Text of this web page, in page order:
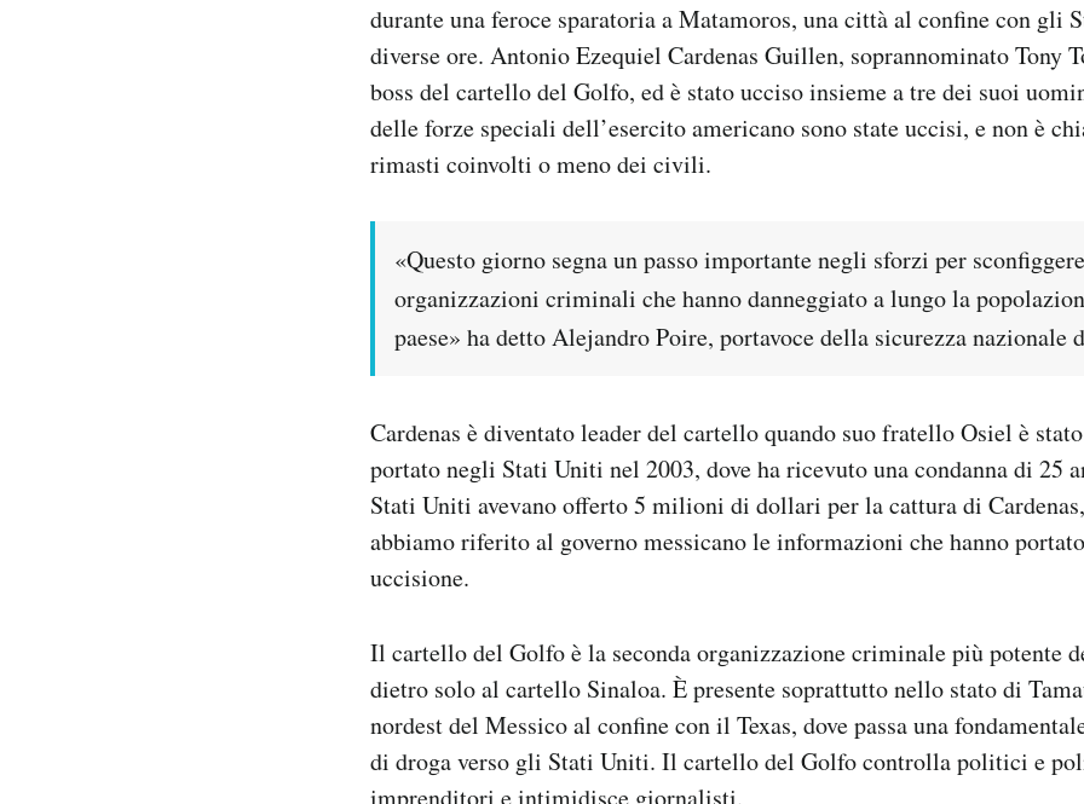
durante una feroce sparatoria a Matamoros, una città al confine con gli
diverse ore. Antonio Ezequiel Cardenas Guillen, soprannominato Tony
boss del cartello del Golfo, ed è stato ucciso insieme a tre dei suoi
delle forze speciali dell’esercito americano sono state uccisi, e non è
rimasti coinvolti o meno dei civili.
«Questo giorno segna un passo importante negli sforzi per
organizzazioni criminali che hanno danneggiato a lungo la
paese» ha detto Alejandro Poire, portavoce della sicurezza nazionale
Cardenas è diventato leader del cartello quando suo fratello Osiel è
portato negli Stati Uniti nel 2003, dove ha ricevuto una condanna di 25
Stati Uniti avevano offerto 5 milioni di dollari per la cattura di
abbiamo riferito al governo messicano le informazioni che hanno
uccisione.
Il cartello del Golfo è la seconda organizzazione criminale più potente
dietro solo al cartello Sinaloa. È presente soprattutto nello stato di
nordest del Messico al confine con il Texas, dove passa una
di droga verso gli Stati Uniti. Il cartello del Golfo controlla politici e
imprenditori e intimidisce giornalisti.